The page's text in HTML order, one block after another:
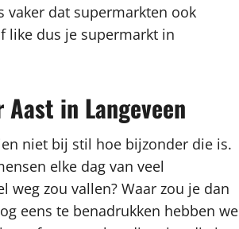
vaker dat supermarkten ook
like dus je supermarkt in
in Langeveen
niet bij stil hoe bijzonder die is.
elke dag van veel
zou vallen? Waar zou je dan
eens te benadrukken hebben we